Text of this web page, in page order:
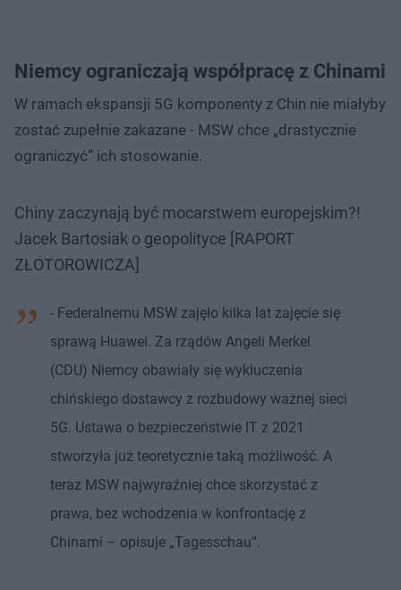
Niemcy ograniczają współpracę z Chinami
W ramach ekspansji 5G komponenty z Chin nie miałyby
zostać zupełnie zakazane - MSW chce „drastycznie
ograniczyć” ich stosowanie.
Chiny zaczynają być mocarstwem europejskim?!
Jacek Bartosiak o geopolityce [RAPORT
ZŁOTOROWICZA]
- Federalnemu MSW zajęło kilka lat zajęcie się
sprawą Huawei. Za rządów Angeli Merkel
(CDU) Niemcy obawiały się wykluczenia
chińskiego dostawcy z rozbudowy ważnej sieci
5G. Ustawa o bezpieczeństwie IT z 2021
stworzyła już teoretycznie taką możliwość. A
teraz MSW najwyraźniej chce skorzystać z
prawa, bez wchodzenia w konfrontację z
Chinami – opisuje „Tagesschau”.